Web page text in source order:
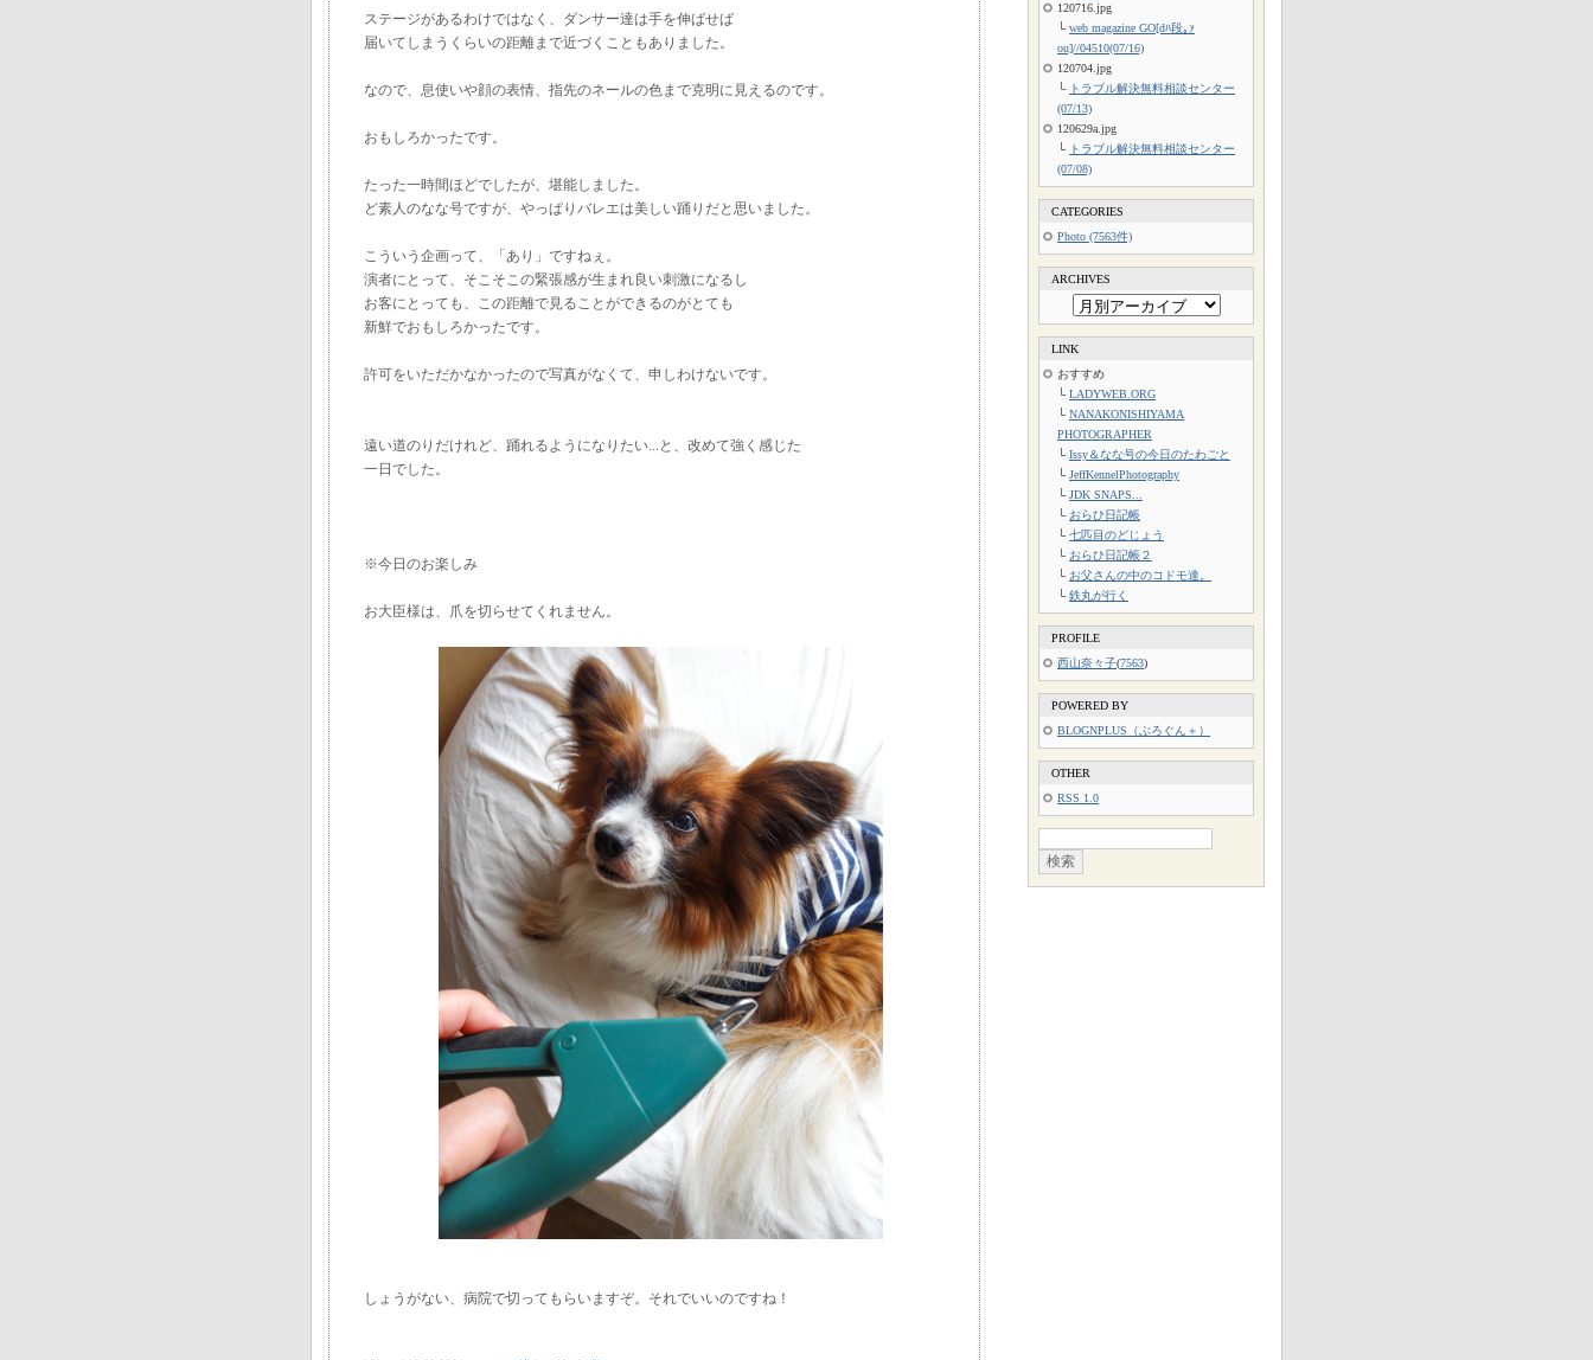
ステージがあるわけではなく、ダンサー達は手を伸ばせば
届いてしまうくらいの距離まで近づくこともありました。
なので、息使いや顔の表情、指先のネールの色まで克明に見えるのです。
おもしろかったです。
たった一時間ほどでしたが、堪能しました。
ど素人のなな号ですが、やっぱりバレエは美しい踊りだと思いました。
こういう企画って、「あり」ですねぇ。
演者にとって、そこそこの緊張感が生まれ良い刺激になるし
お客にとっても、この距離で見ることができるのがとても
新鮮でおもしろかったです。
許可をいただかなかったので写真がなくて、申しわけないです。
遠い道のりだけれど、踊れるようになりたい...と、改めて強く感じた
一日でした。
※今日のお楽しみ
お大臣様は、爪を切らせてくれません。
しょうがない、病院で切ってもらいますぞ。それでいいのですね！
120716.jpg
└ web magazine GO[dﾊ段｡ｧ
ou]//04510(07/16)
120704.jpg
└ トラブル解決無料相談センター
(07/13)
120629a.jpg
└ トラブル解決無料相談センター
(07/08)
CATEGORIES
Photo (7563件)
ARCHIVES
LINK
おすすめ
└ LADYWEB.ORG
└ NANAKONISHIYAMA
PHOTOGRAPHER
└ Issy＆なな号の今日のたわごと
└ JeffKennelPhotography
└ JDK SNAPS...
└ おらひ日記帳
└ 七匹目のどじょう
└ おらひ日記帳２
└ お父さんの中のコドモ達。
└ 鉄丸が行く
PROFILE
西山奈々子(7563)
POWERED BY
BLOGNPLUS（ぶろぐん＋）
OTHER
RSS 1.0